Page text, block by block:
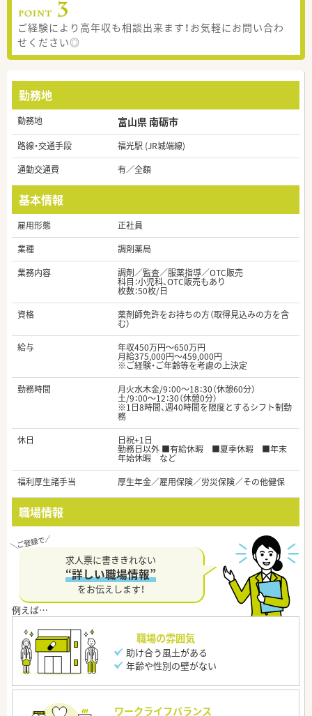
ご経験により高年収も相談出来ます！お気軽にお問い合わ
せください◎
勤務地
勤務地 富山県 南砺市
路線・交通手段
福光駅 (JR城端線)
通勤交通費
有／全額
基本情報
雇用形態
正社員
業種
調剤薬局
業務内容
調剤／監査／服薬指導／OTC販売
科目：小児科、OTC販売もあり
枚数：50枚/日
資格
薬剤師免許をお持ちの方（取得見込みの方を含
む）
給与
年収450万円～650万円
月給375,000円～459,000円
※ご経験・ご年齢等を考慮の上決定
勤務時間
月火水木金/9：00～18：30（休憩60分）
土/9：00～12：30（休憩0分）
※1日8時間、週40時間を限度とするシフト制勤
務
休日
日祝+1日
勤務日以外 ■有給休暇 ■夏季休暇 ■年末
年始休暇 など
福利厚生諸手当
厚生年金／雇用保険／労災保険／その他健保
職場情報
求人票に書ききれない
“詳しい職場情報”
をお伝えします！
職場の雰囲気
助け合う風土がある
年齢や性別の壁がない
ワークライフバランス